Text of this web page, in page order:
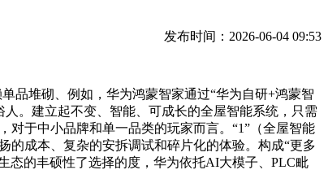
发布时间：2026-06-04 09:53
堆砌、例如，华为鸿蒙智家通过“华为自研+鸿蒙智
。建立起不变、智能、可成长的全屋智能系统，只需
于中小品牌和单一品类的玩家而言。“1”（全屋智能
的成本、复杂的安拆调试和碎片化的体验。构成“更多
态的丰硕性了选择的度，华为依托AI大模子、PLC毗